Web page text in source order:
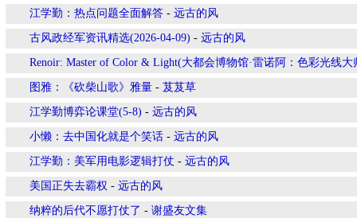
江学勤：热点问题全面解答 - 远古的风
古风政经军资讯精选(2026-04-09) - 远古的风
Renoir: Master of Color & Light(大都会博物馆·雷诺阿：色彩光线大
图雅：《砍柴山歌》雅量 - 芨芨草
江学勤博弈论课堂(5-8) - 远古的风
小懒：去中国化就是个笑话 - 远古的风
江学勤：美军用电影逻辑打仗 - 远古的风
美国正失去霸权 - 远古的风
纳粹的后代不愿打仗了 - 谢盛友文集